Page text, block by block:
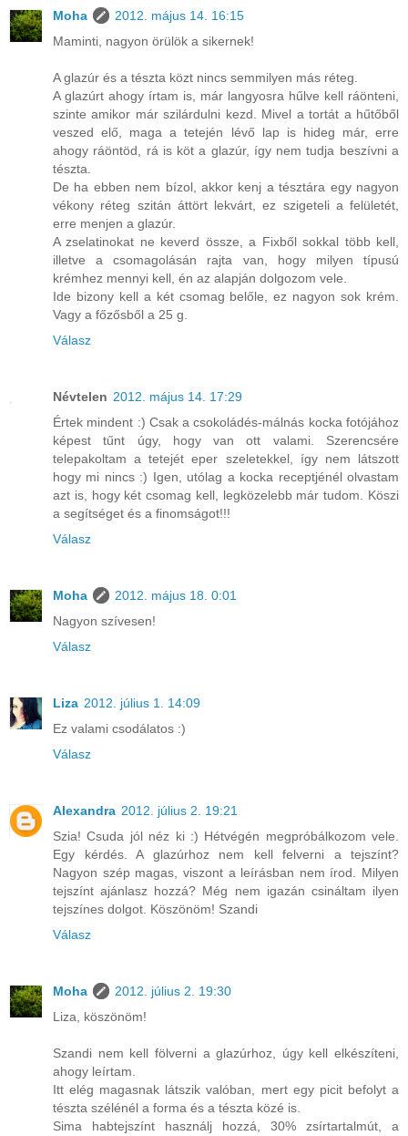
Moha
2012. május 14. 16:15
Maminti, nagyon örülök a sikernek!
A glazúr és a tészta közt nincs semmilyen más réteg.
A glazúrt ahogy írtam is, már langyosra hűlve kell ráönteni,
szinte amikor már szilárdulni kezd. Mivel a tortát a hűtőből
veszed elő, maga a tetején lévő lap is hideg már, erre
ahogy ráöntöd, rá is köt a glazúr, így nem tudja beszívni a
tészta.
De ha ebben nem bízol, akkor kenj a tésztára egy nagyon
vékony réteg szitán áttört lekvárt, ez szigeteli a felületét,
erre menjen a glazúr.
A zselatinokat ne keverd össze, a Fixből sokkal több kell,
illetve a csomagolásán rajta van, hogy milyen típusú
krémhez mennyi kell, én az alapján dolgozom vele.
Ide bizony kell a két csomag belőle, ez nagyon sok krém.
Vagy a főzősből a 25 g.
Válasz
Névtelen 2012. május 14. 17:29
Értek mindent :) Csak a csokoládés-málnás kocka fotójához
képest tűnt úgy, hogy van ott valami. Szerencsére
telepakoltam a tetejét eper szeletekkel, így nem látszott
hogy mi nincs :) Igen, utólag a kocka receptjénél olvastam
azt is, hogy két csomag kell, legközelebb már tudom. Köszi
a segítséget és a finomságot!!!
Válasz
Moha
2012. május 18. 0:01
Nagyon szívesen!
Válasz
Liza 2012. július 1. 14:09
Ez valami csodálatos :)
Válasz
Alexandra 2012. július 2. 19:21
Szia! Csuda jól néz ki :) Hétvégén megpróbálkozom vele.
Egy kérdés. A glazúrhoz nem kell felverni a tejszínt?
Nagyon szép magas, viszont a leírásban nem írod. Milyen
tejszínt ajánlasz hozzá? Még nem igazán csináltam ilyen
tejszínes dolgot. Köszönöm! Szandi
Válasz
Moha
2012. július 2. 19:30
Liza, köszönöm!
Szandi nem kell fölverni a glazúrhoz, úgy kell elkészíteni,
ahogy leírtam.
Itt elég magasnak látszik valóban, mert egy picit befolyt a
tészta szélénél a forma és a tészta közé is.
Sima habtejszínt használj hozzá, 30% zsírtartalmút, a